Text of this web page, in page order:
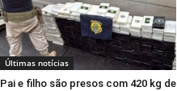
Últimas notícias
Pai e filho são presos com 420 kg de